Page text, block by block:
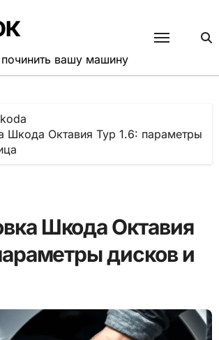
вашу машину
Шкода Октавия Тур 1.6: параметры
Шкода Октавия
дисков и